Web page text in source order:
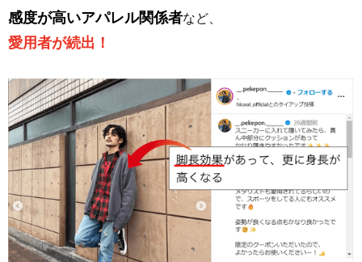
感度が高いアパレル関係者など、
愛用者が続出！